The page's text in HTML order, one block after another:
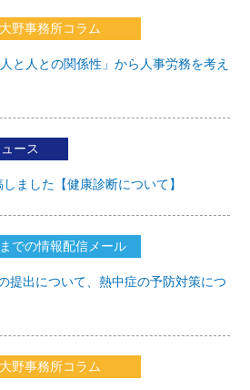
大野事務所コラム
と人との関係性」から人事労務を考え
ース
ました【健康診断について】
での情報配信メール
提出について、熱中症の予防対策につ
大野事務所コラム